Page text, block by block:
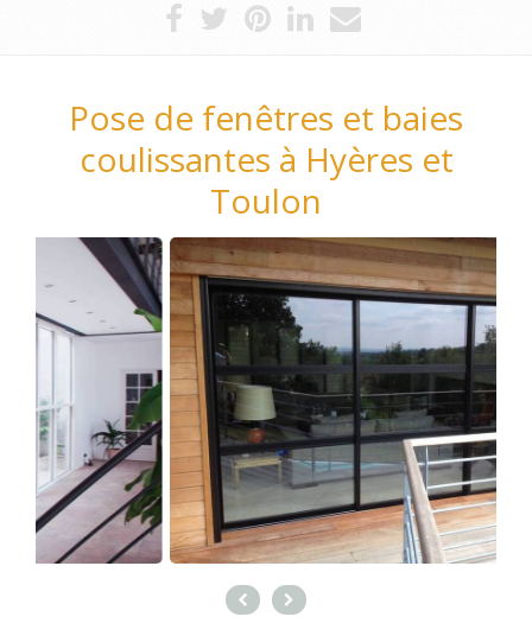
Pose de fenêtres et baies
coulissantes à Hyères et
Toulon